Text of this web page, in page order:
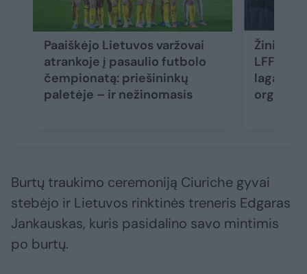
Paaiškėjo Lietuvos varžovai
atrankoje į pasaulio futbolo
čempionatą: priešininkų
paletėje – ir nežinomasis
Žinią E.
LFF
Burtų traukimo ceremoniją Ciuriche gyvai
stebėjo ir Lietuvos rinktinės treneris Edgaras
Jankauskas, kuris pasidalino savo mintimis
po burtų.